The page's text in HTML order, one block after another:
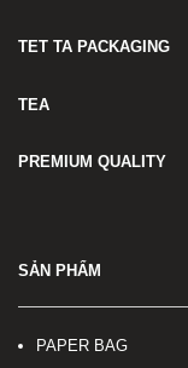
TET TA PACKAGING
TEA
PREMIUM QUALITY
SẢN PHẨM
PAPER BAG